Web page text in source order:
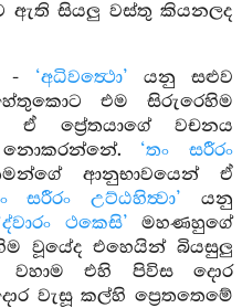
ඇති සියලු වස්තු කියනලද
- ‘අධිවත්‍ථො’ යනු සළුව
එම සිරුරෙහිම
ඒ ප්‍රේතයාගේ වචනය
‘තං සරීරං
ආනුභාවයෙන් ඒ
සරීරං උට්ඨහිත්‍වා’ යනු
ථකෙසි’ මහණහුගේ
වූයේද එහෙයින් බියසුලු
වහාම එහි පිවිස දොර
වැසූ කල්හි ප්‍රෙතතෙමේ